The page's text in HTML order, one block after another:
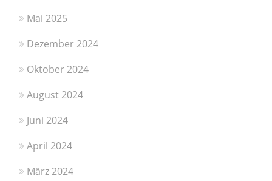
Mai 2025
Dezember 2024
Oktober 2024
August 2024
Juni 2024
April 2024
März 2024